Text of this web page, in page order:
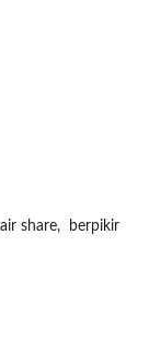
share, berpikir